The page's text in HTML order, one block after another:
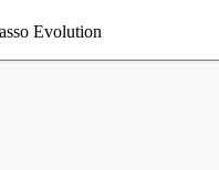
Evolution